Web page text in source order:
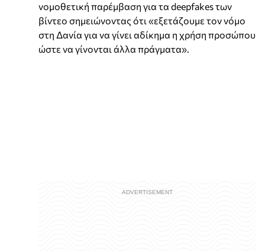
νομοθετική παρέμβαση για τα deepfakes των
βίντεο σημειώνοντας ότι «εξετάζουμε τον νόμο
στη Δανία για να γίνει αδίκημα η χρήση προσώπου
ώστε να γίνονται άλλα πράγματα».